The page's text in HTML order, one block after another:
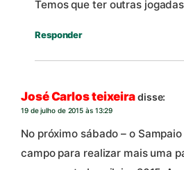
Temos que ter outras
Responder
José Carlos teixeiradisse:
19 de julho de 2015 às 13:29
No próximo sábado – o
campo para realizar mais uma